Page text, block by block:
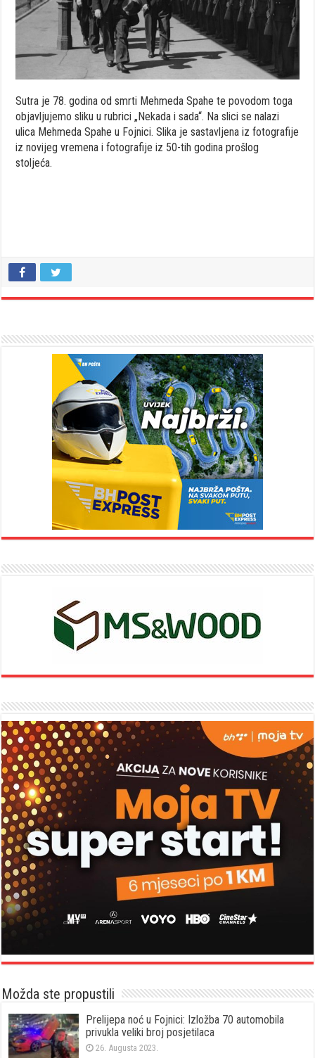
Sutra je 78. godina od smrti Mehmeda Spahe te povodom toga
objavljujemo sliku u rubrici „Nekada i sada“. Na slici se nalazi
ulica Mehmeda Spahe u Fojnici. Slika je sastavljena iz fotografije
iz novijeg vremena i fotografije iz 50-tih godina prošlog
stoljeća.
Možda ste propustili
Prelijepa noć u Fojnici: Izložba 70 automobila
privukla veliki broj posjetilaca
26. Augusta 2023.